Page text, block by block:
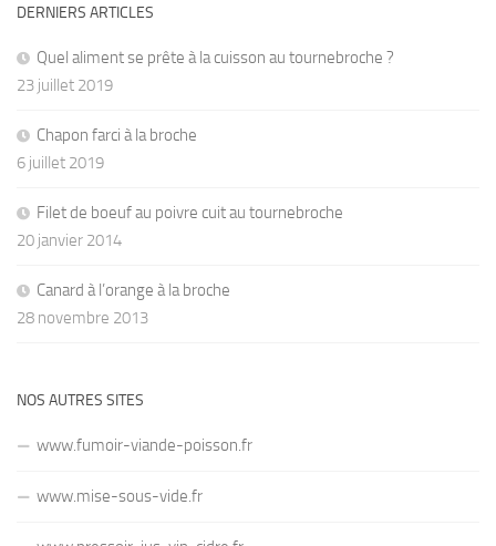
DERNIERS ARTICLES
Quel aliment se prête à la cuisson au tournebroche ?
23 juillet 2019
Chapon farci à la broche
6 juillet 2019
Filet de boeuf au poivre cuit au tournebroche
20 janvier 2014
Canard à l’orange à la broche
28 novembre 2013
NOS AUTRES SITES
www.fumoir-viande-poisson.fr
www.mise-sous-vide.fr